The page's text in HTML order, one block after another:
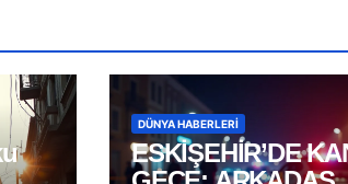
DÜNYA HABERLERI
ESKİŞEHİR’DE